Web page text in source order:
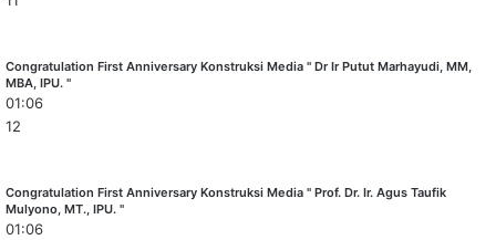
Congratulation First Anniversary Konstruksi Media " Dr Ir Putut Marhayudi, MM,
MBA, IPU. "
01:06
12
Congratulation First Anniversary Konstruksi Media " Prof. Dr. Ir. Agus Taufik
Mulyono, MT., IPU. "
01:06